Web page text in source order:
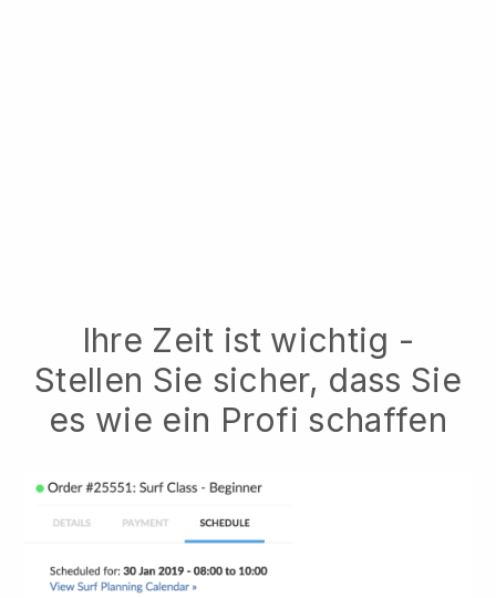
Ihre Zeit ist wichtig -
Stellen Sie sicher, dass Sie
es wie ein Profi schaffen